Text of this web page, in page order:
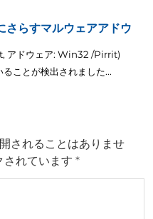
らすマルウェアアドウ
アドウェア: Win32 /Pirrit)
ことが検出されました...
されることはありませ
されています *